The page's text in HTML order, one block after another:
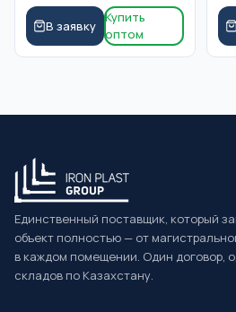
В заявку
Купить
оптом
Единственный поставщик, который
объект полностью — от
в каждом помещении. Один договор,
складов по Казахстану.